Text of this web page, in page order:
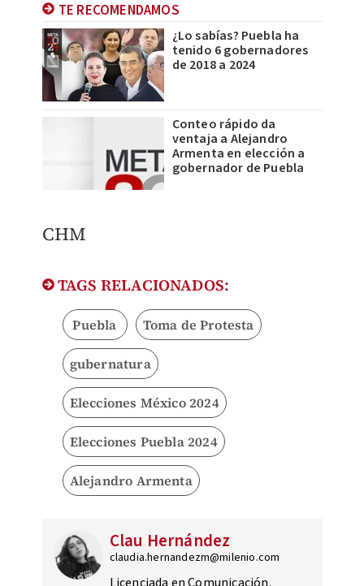
TE RECOMENDAMOS
¿Lo sabías? Puebla ha
tenido 6 gobernadores
de 2018 a 2024
Conteo rápido da
ventaja a Alejandro
Armenta en elección a
gobernador de Puebla
CHM
TAGS RELACIONADOS:
Puebla Toma de Protesta
gubernatura
Elecciones México 2024
Elecciones Puebla 2024
Alejandro Armenta
Clau Hernández
claudia.hernandezm@milenio.com